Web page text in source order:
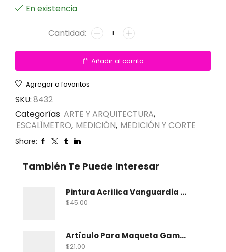
En existencia
Añadir al carrito
Agregar a favoritos
SKU:8432
Categorías ARTE Y ARQUITECTURA,
ESCALÍMETRO, MEDICIÓN, MEDICIÓN Y CORTE
Share:
También Te Puede Interesar
Pintura Acrilica Vanguardia Metalica 100 Ml
$45.00
Artículo Para Maqueta Gama Zoologico Chico
$21.00